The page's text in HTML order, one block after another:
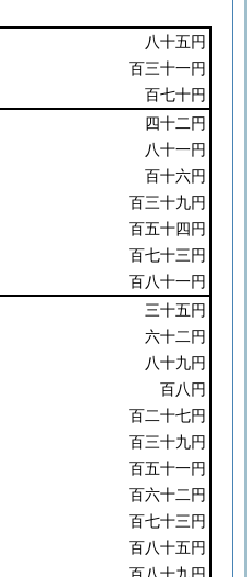
八十五円
百三十一円
百七十円
四十二円
八十一円
百十六円
百三十九円
百五十四円
百七十三円
百八十一円
三十五円
六十二円
八十九円
百八円
百二十七円
百三十九円
百五十一円
百六十二円
百七十三円
百八十五円